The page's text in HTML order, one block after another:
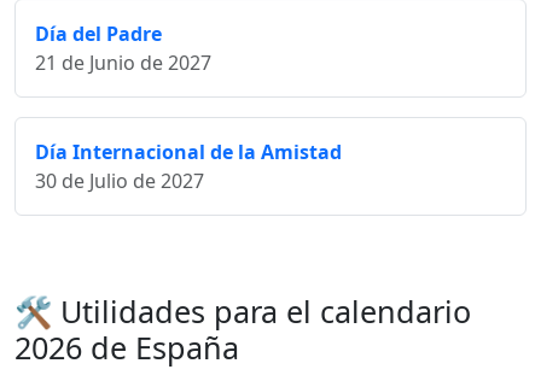
Día del Padre
21 de Junio de 2027
Día Internacional de la Amistad
30 de Julio de 2027
🛠️ Utilidades para el calendario
2026 de España